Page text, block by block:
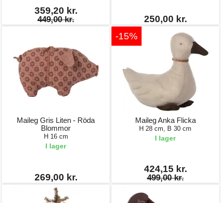
359,20 kr.
449,00 kr. 250,00 kr.
Maileg Gris Liten - Röda
Blommor
H 16 cm
I lager
269,00 kr.
-15%
Maileg Anka Flicka
H 28 cm, B 30 cm
I lager
424,15 kr.
499,00 kr.